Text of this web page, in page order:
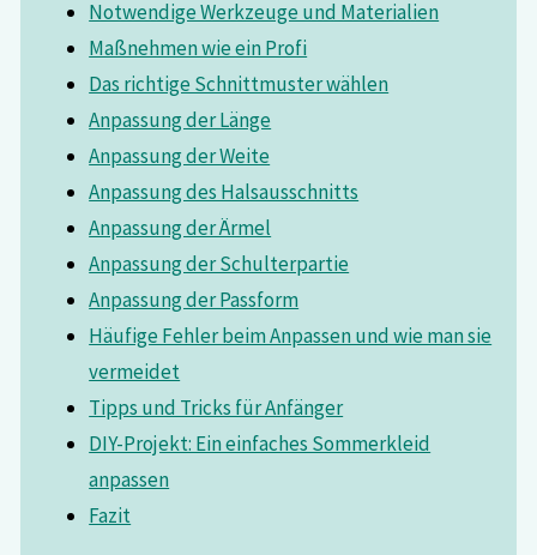
Notwendige Werkzeuge und Materialien
Maßnehmen wie ein Profi
Das richtige Schnittmuster wählen
Anpassung der Länge
Anpassung der Weite
Anpassung des Halsausschnitts
Anpassung der Ärmel
Anpassung der Schulterpartie
Anpassung der Passform
Häufige Fehler beim Anpassen und wie man sie
vermeidet
Tipps und Tricks für Anfänger
DIY-Projekt: Ein einfaches Sommerkleid
anpassen
Fazit